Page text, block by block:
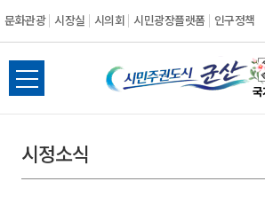
문화관광 시장실 시의회 시민광장플랫폼 인구정책
시
민
전
체
뉴
열
시정소식